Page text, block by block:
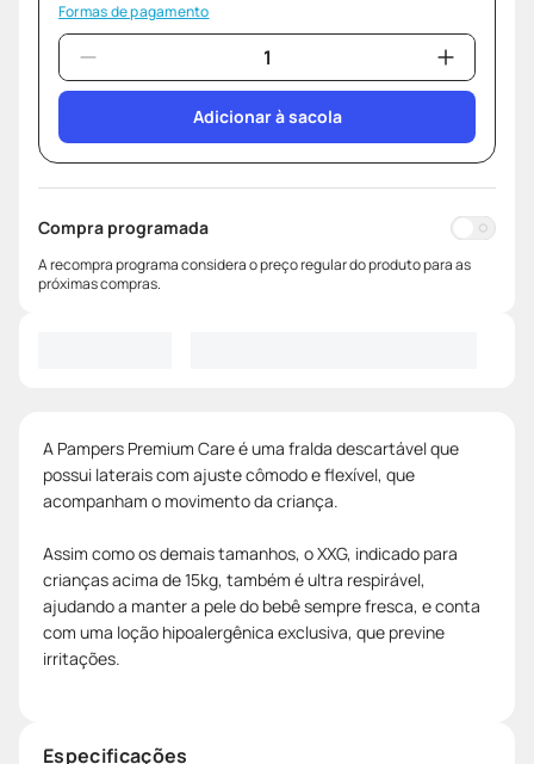
Formas de pagamento
Adicionar à sacola
Compra programada
A recompra programa considera o preço regular do produto para as
próximas compras.
A Pampers Premium Care é uma fralda descartável que
possui laterais com ajuste cômodo e flexível, que
acompanham o movimento da criança.
Assim como os demais tamanhos, o XXG, indicado para
crianças acima de 15kg, também é ultra respirável,
ajudando a manter a pele do bebê sempre fresca, e conta
com uma loção hipoalergênica exclusiva, que previne
irritações.
Especificações